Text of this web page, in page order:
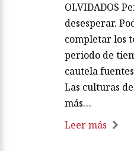
OLVIDADOS
desesperar.
completar los
periodo de
cautela
Las culturas
más…
Leer más